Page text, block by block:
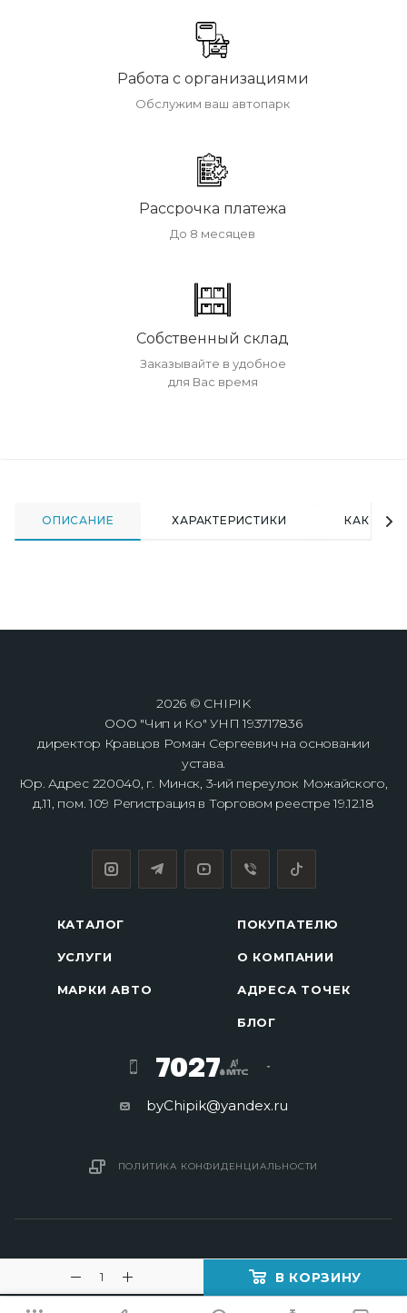
В КОРЗИНУ
Работа с организациями
Обслужим ваш автопарк
Рассрочка платежа
До 8 месяцев
Собственный склад
Заказывайте в удобное
для Вас время
ОПИСАНИЕ ХАРАКТЕРИСТИКИ КАК
2026 © CHIPIK
ООО "Чип и Ко" УНП 193717836
директор Кравцов Роман Сергеевич на основании
устава.
Юр. Адрес 220040, г. Минск, 3-ий переулок Можайского,
д.11, пом. 109 Регистрация в Торговом реестре 19.12.18
КАТАЛОГ
УСЛУГИ
МАРКИ АВТО
ПОКУПАТЕЛЮ
О КОМПАНИИ
АДРЕСА ТОЧЕК
БЛОГ
7027
byChipik@yandex.ru
ПОЛИТИКА КОНФИДЕНЦИАЛЬНОСТИ
2016 - 2026 © Изготовление ключей в Минске